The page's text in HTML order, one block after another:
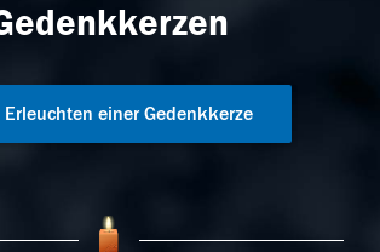
Erleuchten einer Gedenkkerze